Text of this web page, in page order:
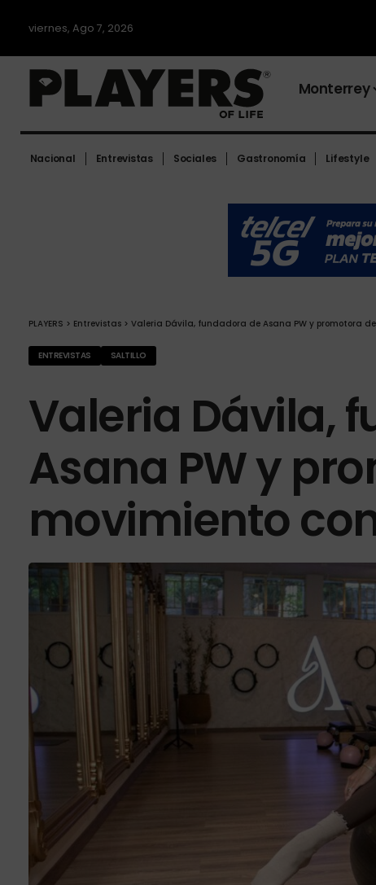
viernes, Ago 7, 2026
Monterrey
Nacional Entrevistas Sociales Gastronomía Lifestyle
PLAYERS > Entrevistas > Valeria Dávila, fundadora de Asana PW y promotora
ENTREVISTAS SALTILLO
Valeria Dávila,
Asana PW y
movimiento